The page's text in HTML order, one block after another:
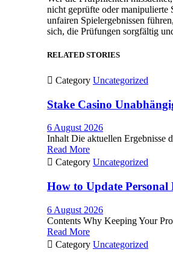
nicht geprüfte oder manipulierte
unfairen Spielergebnissen
sich, die Prüfungen sorgfältig
RELATED STORIES
 Category Uncategorized
Stake Casino
6 August 2026
Inhalt Die aktuellen Ergebnisse
Read More
 Category Uncategorized
How to Update Personal
6 August 2026
Contents Why Keeping Your
Read More
 Category Uncategorized